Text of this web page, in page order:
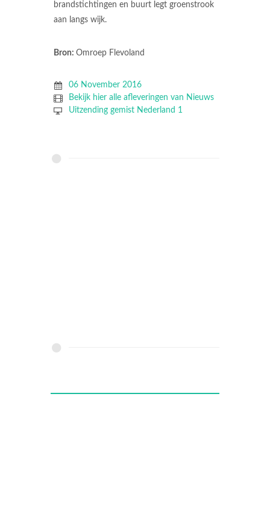
brandstichtingen en buurt legt groenstrook
aan langs wijk.
Bron: Omroep Flevoland
06 November 2016
Bekijk hier alle afleveringen van Nieuws
Uitzending gemist Nederland 1